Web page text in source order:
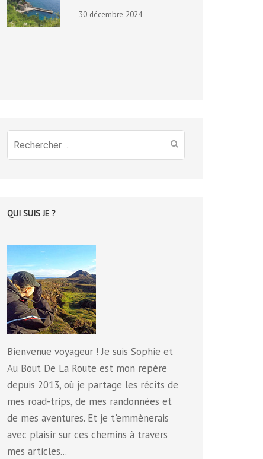
30 décembre 2024
Recherche
pour
QUI SUIS JE ?
Bienvenue voyageur ! Je suis Sophie et
Au Bout De La Route est mon repère
depuis 2013, où je partage les récits de
mes road-trips, de mes randonnées et
de mes aventures. Et je t'emmènerais
avec plaisir sur ces chemins à travers
mes articles...